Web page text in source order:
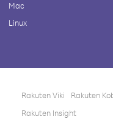
Mac
Linux
Rakuten Viki Rakuten
Rakuten Insight